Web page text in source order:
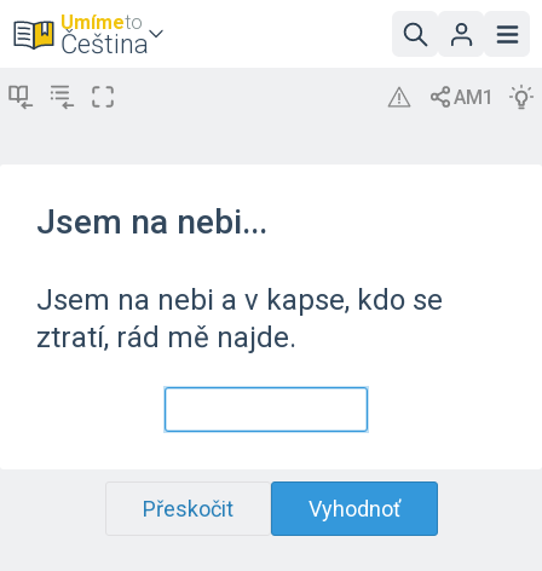
Umímeto
Čeština
Jsem na nebi...
Jsem na nebi a v kapse, kdo se
ztratí, rád mě najde.
Přeskočit Vyhodnoť